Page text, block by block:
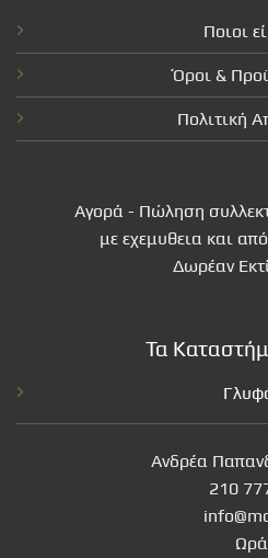
Ποιοι
Όροι &
Πολιτική
Αγορά - Πώληση
με εχεμυθεια και
Δωρέαν
Τα
Ανδρέα
210